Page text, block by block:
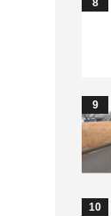
8
9
10